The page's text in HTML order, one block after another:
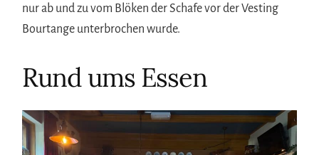
nur ab und zu vom Blöken der Schafe vor der Vesting
Bourtange unterbrochen wurde.
Rund ums Essen